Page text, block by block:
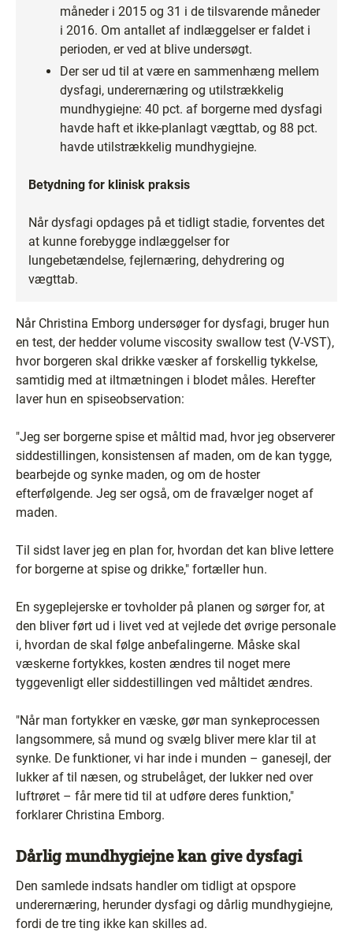
måneder i 2015 og 31 i de tilsvarende måneder
i 2016. Om antallet af indlæggelser er faldet i
perioden, er ved at blive undersøgt.
Der ser ud til at være en sammenhæng mellem
dysfagi, underernæring og utilstrækkelig
mundhygiejne: 40 pct. af borgerne med dysfagi
havde haft et ikke-planlagt vægttab, og 88 pct.
havde utilstrækkelig mundhygiejne.
Betydning for klinisk praksis
Når dysfagi opdages på et tidligt stadie, forventes det
at kunne forebygge indlæggelser for
lungebetændelse, fejlernæring, dehydrering og
vægttab.
Når Christina Emborg undersøger for dysfagi, bruger hun
en test, der hedder volume viscosity swallow test (V-VST),
hvor borgeren skal drikke væsker af forskellig tykkelse,
samtidig med at iltmætningen i blodet måles. Herefter
laver hun en spiseobservation:
"Jeg ser borgerne spise et måltid mad, hvor jeg observerer
siddestillingen, konsistensen af maden, om de kan tygge,
bearbejde og synke maden, og om de hoster
efterfølgende. Jeg ser også, om de fravælger noget af
maden.
Til sidst laver jeg en plan for, hvordan det kan blive lettere
for borgerne at spise og drikke," fortæller hun.
En sygeplejerske er tovholder på planen og sørger for, at
den bliver ført ud i livet ved at vejlede det øvrige personale
i, hvordan de skal følge anbefalingerne. Måske skal
væskerne fortykkes, kosten ændres til noget mere
tyggevenligt eller siddestillingen ved måltidet ændres.
"Når man fortykker en væske, gør man synkeprocessen
langsommere, så mund og svælg bliver mere klar til at
synke. De funktioner, vi har inde i munden – ganesejl, der
lukker af til næsen, og strubelåget, der lukker ned over
luftrøret – får mere tid til at udføre deres funktion,"
forklarer Christina Emborg.
Dårlig mundhygiejne kan give dysfagi
Den samlede indsats handler om tidligt at opspore
underernæring, herunder dysfagi og dårlig mundhygiejne,
fordi de tre ting ikke kan skilles ad.